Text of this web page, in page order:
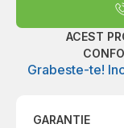
ACEST
Grabeste-te!
GARANTIE